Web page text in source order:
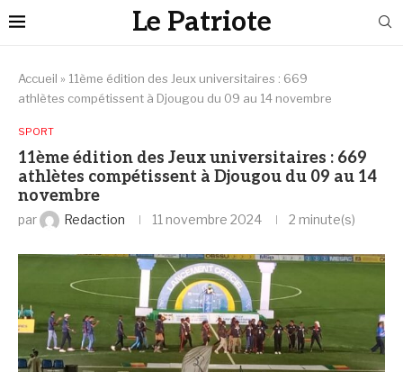
Le Patriote
Accueil » 11ème édition des Jeux universitaires : 669
athlètes compétissent à Djougou du 09 au 14 novembre
SPORT
11ème édition des Jeux universitaires : 669
athlètes compétissent à Djougou du 09 au 14
novembre
par Redaction 11 novembre 2024 2 minute(s)